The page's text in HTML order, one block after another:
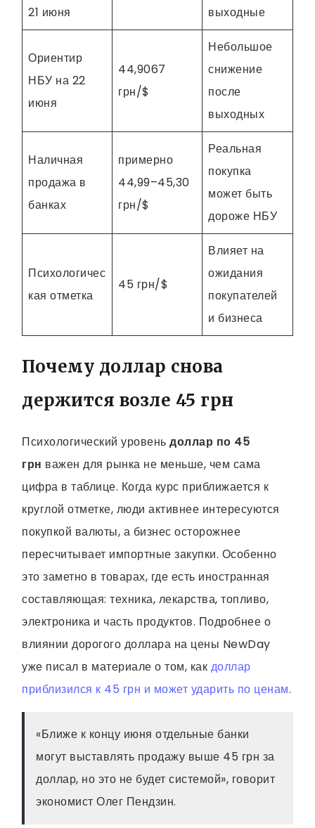
21 июня выходные
Ориентир
НБУ на 22
июня
44,9067
грн/$
Небольшое
снижение
после
выходных
Наличная
продажа в
банках
примерно
44,99–45,30
грн/$
Реальная
покупка
может быть
дороже НБУ
Психологичес
кая отметка
45 грн/$
Влияет на
ожидания
покупателей
и бизнеса
Почему доллар снова
держится возле 45 грн
Психологический уровень доллар по 45
грн важен для рынка не меньше, чем сама
цифра в таблице. Когда курс приближается к
круглой отметке, люди активнее интересуются
покупкой валюты, а бизнес осторожнее
пересчитывает импортные закупки. Особенно
это заметно в товарах, где есть иностранная
составляющая: техника, лекарства, топливо,
электроника и часть продуктов. Подробнее о
влиянии дорогого доллара на цены NewDay
уже писал в материале о том, как доллар
приблизился к 45 грн и может ударить по ценам.
«Ближе к концу июня отдельные банки
могут выставлять продажу выше 45 грн за
доллар, но это не будет системой», говорит
экономист Олег Пендзин.